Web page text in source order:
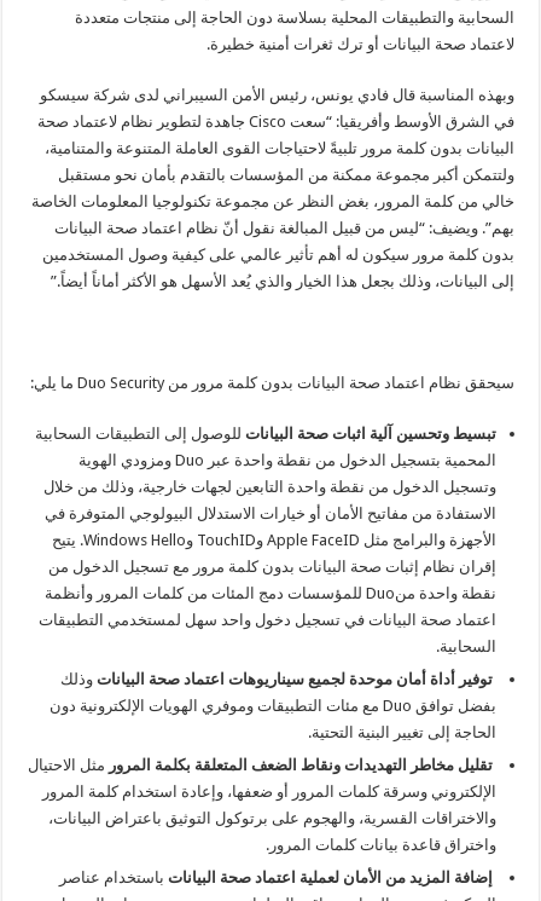
السحابية والتطبيقات المحلية بسلاسة دون الحاجة إلى منتجات متعددة
لاعتماد صحة البيانات أو ترك ثغرات أمنية خطيرة.
وبهذه المناسبة قال فادي يونس، رئيس الأمن السيبراني لدى شركة سيسكو
في الشرق الأوسط وأفريقيا: “سعت Cisco جاهدة لتطوير نظام لاعتماد صحة
البيانات بدون كلمة مرور تلبيةً لاحتياجات القوى العاملة المتنوعة والمتنامية،
ولتتمكن أكبر مجموعة ممكنة من المؤسسات بالتقدم بأمان نحو مستقبل
خالي من كلمة المرور، بغض النظر عن مجموعة تكنولوجيا المعلومات الخاصة
بهم”. ويضيف: “ليس من قبيل المبالغة نقول أنّ نظام اعتماد صحة البيانات
بدون كلمة مرور سيكون له أهم تأثير عالمي على كيفية وصول المستخدمين
إلى البيانات، وذلك بجعل هذا الخيار والذي يُعد الأسهل هو الأكثر أماناً أيضاً.”
سيحقق نظام اعتماد صحة البيانات بدون كلمة مرور من Duo Security ما يلي:
تبسيط وتحسين آلية اثبات صحة البياناتللوصول إلى التطبيقات السحابية
المحمية بتسجيل الدخول من نقطة واحدة عبر Duo ومزودي الهوية
وتسجيل الدخول من نقطة واحدة التابعين لجهات خارجية، وذلك من خلال
الاستفادة من مفاتيح الأمان أو خيارات الاستدلال البيولوجي المتوفرة في
الأجهزة والبرامج مثل Apple FaceID وTouchID وWindows Hello. يتيح
إقران نظام إثبات صحة البيانات بدون كلمة مرور مع تسجيل الدخول من
نقطة واحدة منDuo للمؤسسات دمج المئات من كلمات المرور وأنظمة
اعتماد صحة البيانات في تسجيل دخول واحد سهل لمستخدمي التطبيقات
السحابية.
توفير أداة أمان موحدة لجميع سيناريوهات اعتماد صحة البياناتوذلك
بفضل توافق Duo مع مئات التطبيقات وموفري الهويات الإلكترونية دون
الحاجة إلى تغيير البنية التحتية.
تقليل مخاطر التهديدات ونقاط الضعف المتعلقة بكلمة المرور مثل الاحتيال
الإلكتروني وسرقة كلمات المرور أو ضعفها، وإعادة استخدام كلمة المرور
والاختراقات القسرية، والهجوم على برتوكول التوثيق باعتراض البيانات،
واختراق قاعدة بيانات كلمات المرور.
إضافة المزيد من الأمان لعملية اعتماد صحة البياناتباستخدام عناصر